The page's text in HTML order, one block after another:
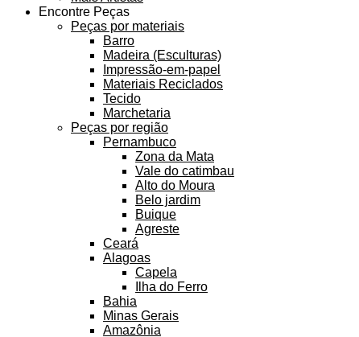
Encontre Peças
Peças por materiais
Barro
Madeira (Esculturas)
Impressão-em-papel
Materiais Reciclados
Tecido
Marchetaria
Peças por região
Pernambuco
Zona da Mata
Vale do catimbau
Alto do Moura
Belo jardim
Buique
Agreste
Ceará
Alagoas
Capela
Ilha do Ferro
Bahia
Minas Gerais
Amazônia